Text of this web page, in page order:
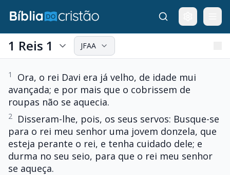
1 Reis 1 JFAA
1
Ora, o rei Davi era já velho, de idade mui
avançada; e por mais que o cobrissem de
roupas não se aquecia.
2
Disseram-lhe, pois, os seus servos: Busque-se
para o rei meu senhor uma jovem donzela, que
esteja perante o rei, e tenha cuidado dele; e
durma no seu seio, para que o rei meu senhor
se aqueça.